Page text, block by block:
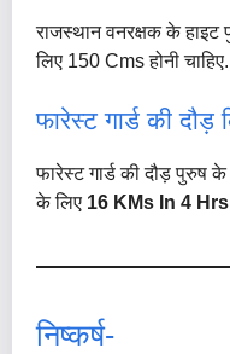
राजस्थान वनरक्षक के
लिए 150 Cms होनी चाहिए.
फारेस्ट गार्ड की
फारेस्ट गार्ड की दौड़ पुरुष के
के लिए 16 KMs In 4
निष्कर्ष-